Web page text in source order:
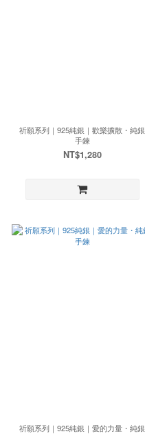
祈願系列｜925純銀｜歡樂擴散・純銀
手鍊
NT$1,280
祈願系列｜925純銀｜愛的力量・純銀